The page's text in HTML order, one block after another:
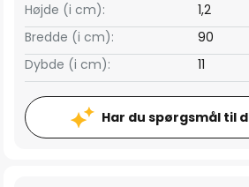
Bredde (i cm): 90
Højde (i cm): 1,2
Dybde (i cm): 11
Har du spørgsmål til